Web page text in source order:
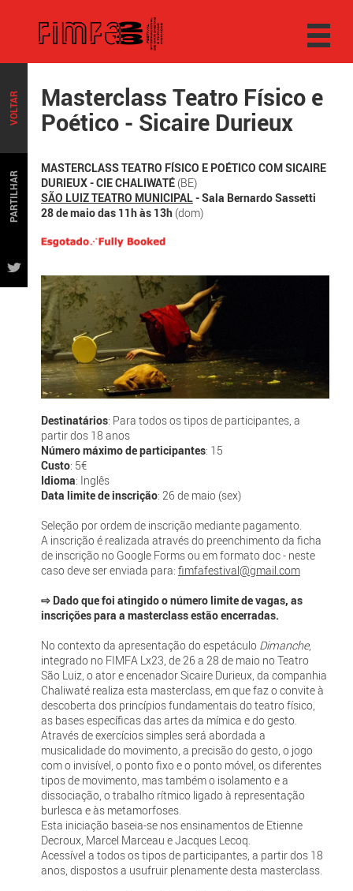
VOLTAR
PARTILHAR
Masterclass Teatro Físico e
Poético - Sicaire Durieux
MASTERCLASS TEATRO FÍSICO E POÉTICO COM SICAIRE
DURIEUX - CIE CHALIWATÉ (BE)
SÃO LUIZ TEATRO MUNICIPAL- Sala Bernardo Sassetti
28 de maio das 11h às 13h(dom)
Destinatários: Para todos os tipos de participantes, a
partir dos 18 anos
Número máximo de participantes: 15
Custo: 5€
Idioma: Inglês
Data limite de inscrição: 26 de maio (sex)
Seleção por ordem de inscrição mediante pagamento.
A inscrição é realizada através do preenchimento da ficha
de inscrição no Google Forms ou em formato doc - neste
caso deve ser enviada para: fimfafestival@gmail.com
⇨ Dado que foi atingido o número limite de vagas, as
inscrições para a masterclass estão encerradas.
No contexto da apresentação do espetáculo Dimanche,
integrado no FIMFA Lx23, de 26 a 28 de maio no Teatro
São Luiz, o ator e encenador Sicaire Durieux, da companhia
Chaliwaté realiza esta masterclass, em que faz o convite à
descoberta dos princípios fundamentais do teatro físico,
as bases específicas das artes da mímica e do gesto.
Através de exercícios simples será abordada a
musicalidade do movimento, a precisão do gesto, o jogo
com o invisível, o ponto fixo e o ponto móvel, os diferentes
tipos de movimento, mas também o isolamento e a
dissociação, o trabalho rítmico ligado à representação
burlesca e às metamorfoses.
Esta iniciação baseia-se nos ensinamentos de Etienne
Decroux, Marcel Marceau e Jacques Lecoq.
Acessível a todos os tipos de participantes, a partir dos 18
anos, dispostos a usufruir plenamente desta masterclass.